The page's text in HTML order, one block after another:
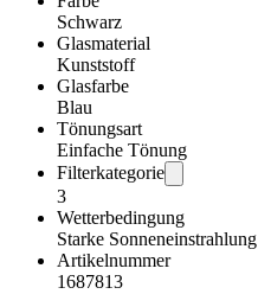
Schwarz
Glasmaterial
Kunststoff
Glasfarbe
Blau
Tönungsart
Einfache Tönung
Filterkategorie
3
Wetterbedingung
Starke Sonneneinstrahlung
Artikelnummer
1687813